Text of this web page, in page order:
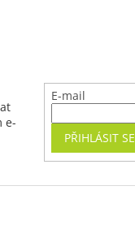
e-
E-mail
PŘIHLÁSIT SE